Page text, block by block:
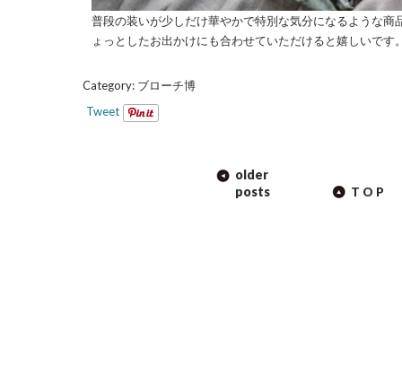
普段の装いが少しだけ華やかで特別な気分になるような
ょっとしたお出かけにも合わせていただけると嬉しいです
Category: ブローチ博
Tweet
older
posts
TOP